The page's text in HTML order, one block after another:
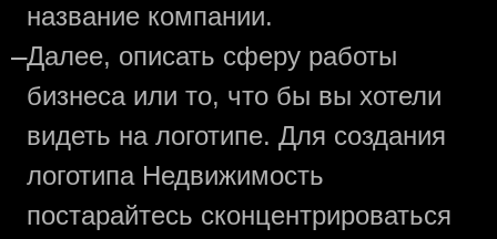
название компании.
—Далее, описать сферу работы
бизнеса или то, что бы вы хотели
видеть на логотипе. Для создания
логотипа Недвижимость
постарайтесь сконцентрироваться